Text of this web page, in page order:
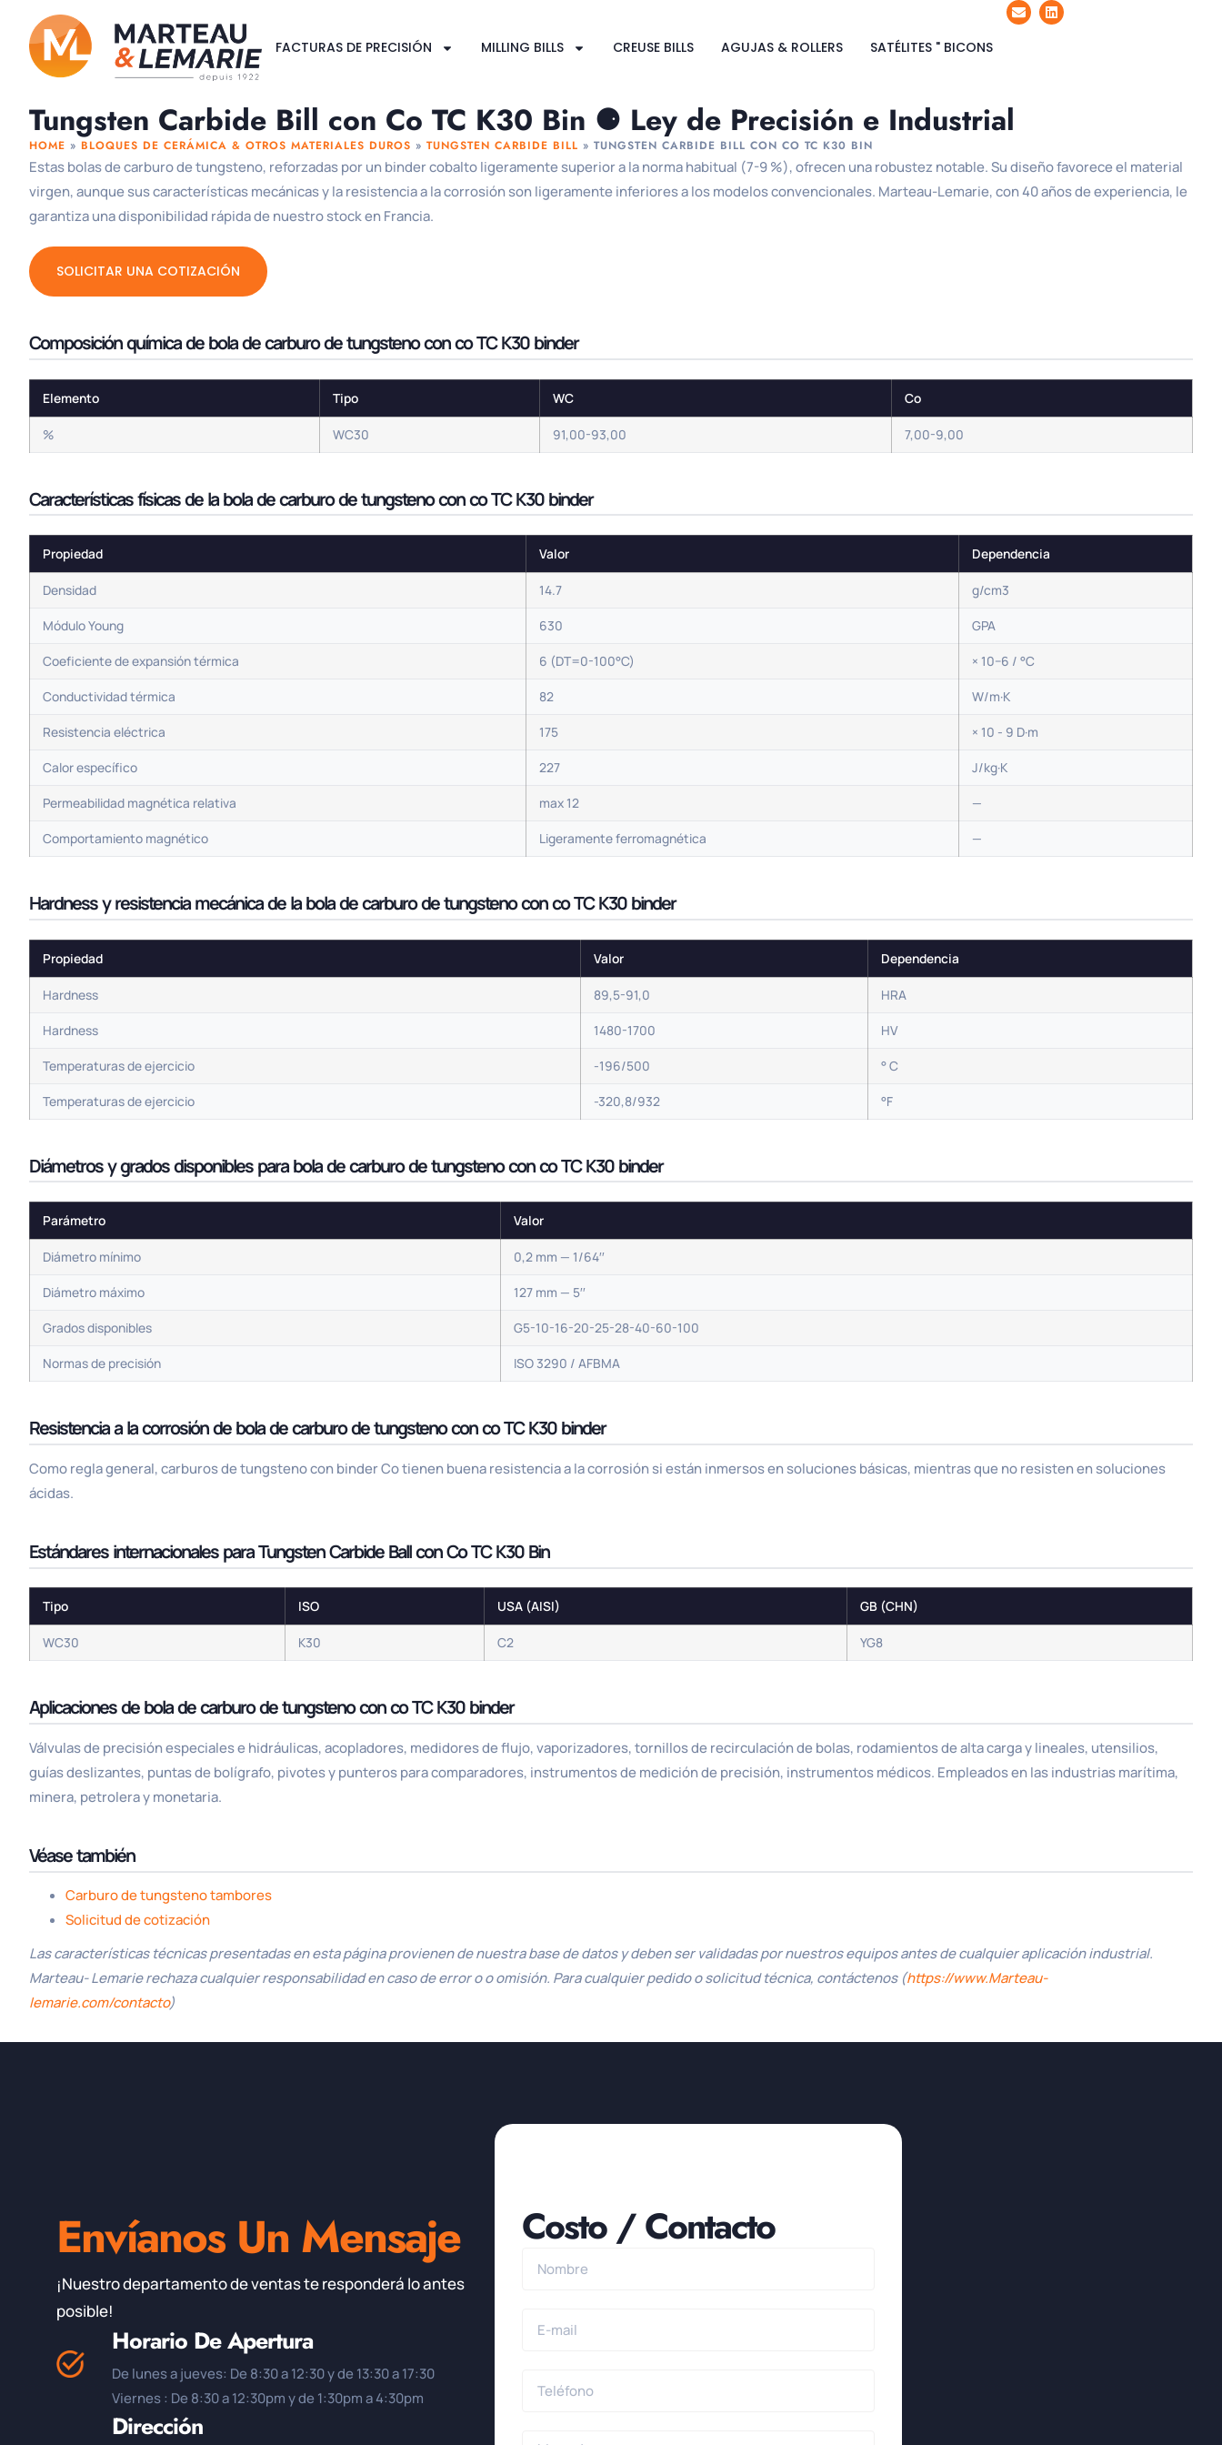
FACTURAS DE PRECISIÓN MILLING BILLS CREUSE BILLS AGUJAS & ROLLERS SATÉLITES " BICONS
Tungsten Carbide Bill con Co TC K30 Bin ⚈ Ley de Precisión e Industrial
HOME » BLOQUES DE CERÁMICA & OTROS MATERIALES DUROS » TUNGSTEN CARBIDE BILL » TUNGSTEN CARBIDE BILL CON CO TC K30 BIN
Estas bolas de carburo de tungsteno, reforzadas por un binder cobalto ligeramente superior a la norma habitual (7-9 %), ofrecen una robustez notable. Su diseño favorece el material
virgen, aunque sus características mecánicas y la resistencia a la corrosión son ligeramente inferiores a los modelos convencionales. Marteau-Lemarie, con 40 años de experiencia, le
garantiza una disponibilidad rápida de nuestro stock en Francia.
SOLICITAR UNA COTIZACIÓN
Composición química de bola de carburo de tungsteno con co TC K30 binder
Elemento Tipo WC Co
% WC30 91,00-93,00 7,00-9,00
Características físicas de la bola de carburo de tungsteno con co TC K30 binder
Propiedad Valor Dependencia
Densidad 14.7 g/cm3
Módulo Young 630 GPA
Coeficiente de expansión térmica 6 (DT=0-100°C) × 10−6 / °C
Conductividad térmica 82 W/m·K
Resistencia eléctrica 175 × 10 - 9 D·m
Calor específico 227 J/kg·K
Permeabilidad magnética relativa max 12 —
Comportamiento magnético Ligeramente ferromagnética —
Hardness y resistencia mecánica de la bola de carburo de tungsteno con co TC K30 binder
Propiedad Valor Dependencia
Hardness 89,5-91,0 HRA
Hardness 1480-1700 HV
Temperaturas de ejercicio -196/500 ° C
Temperaturas de ejercicio -320,8/932 °F
Diámetros y grados disponibles para bola de carburo de tungsteno con co TC K30 binder
Parámetro Valor
Diámetro mínimo 0,2 mm — 1/64′′
Diámetro máximo 127 mm — 5′′
Grados disponibles G5-10-16-20-25-28-40-60-100
Normas de precisión ISO 3290 / AFBMA
Resistencia a la corrosión de bola de carburo de tungsteno con co TC K30 binder
Como regla general, carburos de tungsteno con binder Co tienen buena resistencia a la corrosión si están inmersos en soluciones básicas, mientras que no resisten en soluciones
ácidas.
Estándares internacionales para Tungsten Carbide Ball con Co TC K30 Bin
Tipo ISO USA (AISI) GB (CHN)
WC30 K30 C2 YG8
Aplicaciones de bola de carburo de tungsteno con co TC K30 binder
Válvulas de precisión especiales e hidráulicas, acopladores, medidores de flujo, vaporizadores, tornillos de recirculación de bolas, rodamientos de alta carga y lineales, utensilios,
guías deslizantes, puntas de bolígrafo, pivotes y punteros para comparadores, instrumentos de medición de precisión, instrumentos médicos. Empleados en las industrias marítima,
minera, petrolera y monetaria.
Véase también
Carburo de tungsteno tambores
Solicitud de cotización
Las características técnicas presentadas en esta página provienen de nuestra base de datos y deben ser validadas por nuestros equipos antes de cualquier aplicación industrial.
Marteau- Lemarie rechaza cualquier responsabilidad en caso de error o o omisión. Para cualquier pedido o solicitud técnica, contáctenos (https://www.Marteau-
lemarie.com/contacto)
Envíanos Un Mensaje
¡Nuestro departamento de ventas te responderá lo antes
posible!
Horario De Apertura
De lunes a jueves: De 8:30 a 12:30 y de 13:30 a 17:30
Viernes : De 8:30 a 12:30pm y de 1:30pm a 4:30pm
Dirección
Costo / Contacto